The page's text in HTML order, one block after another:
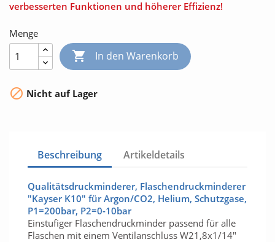
verbesserten Funktionen und höherer Effizienz!
Menge
 In den Warenkorb
 Nicht auf Lager
Beschreibung Artikeldetails
Qualitätsdruckminderer, Flaschendruckminderer
"Kayser K10" für Argon/CO2, Helium, Schutzgase,
P1=200bar, P2=0-10bar
Einstufiger Flaschendruckminder passend für alle
Flaschen mit einem Ventilanschluss W21,8x1/14"